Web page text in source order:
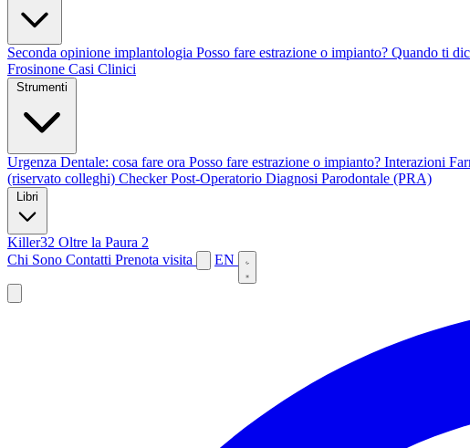
Seconda opinione implantologia Posso fare estrazione o impianto? Quando ti
Frosinone Casi Clinici
Urgenza Dentale: cosa fare ora Posso fare estrazione o impianto? Interazioni
(riservato colleghi) Checker Post-Operatorio Diagnosi Parodontale (PRA)
Killer32 Oltre la Paura 2
Chi Sono Contatti Prenota visita EN